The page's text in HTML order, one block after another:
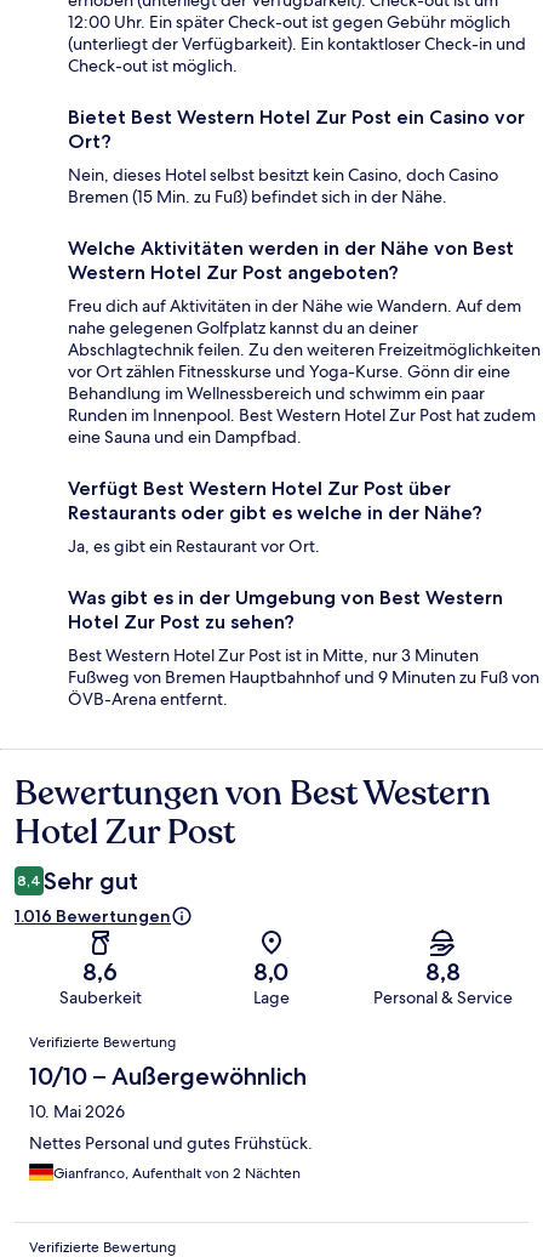
12:00 Uhr. Ein später Check-out ist gegen Gebühr möglich
(unterliegt der Verfügbarkeit). Ein kontaktloser Check-in und
Check-out ist möglich.
Bietet Best Western Hotel Zur Post ein Casino vor
Ort?
Nein, dieses Hotel selbst besitzt kein Casino, doch Casino
Bremen (15 Min. zu Fuß) befindet sich in der Nähe.
Welche Aktivitäten werden in der Nähe von Best
Western Hotel Zur Post angeboten?
Freu dich auf Aktivitäten in der Nähe wie Wandern. Auf dem
nahe gelegenen Golfplatz kannst du an deiner
Abschlagtechnik feilen. Zu den weiteren Freizeitmöglichkeiten
vor Ort zählen Fitnesskurse und Yoga-Kurse. Gönn dir eine
Behandlung im Wellnessbereich und schwimm ein paar
Runden im Innenpool. Best Western Hotel Zur Post hat zudem
eine Sauna und ein Dampfbad.
Verfügt Best Western Hotel Zur Post über
Restaurants oder gibt es welche in der Nähe?
Ja, es gibt ein Restaurant vor Ort.
Was gibt es in der Umgebung von Best Western
Hotel Zur Post zu sehen?
Best Western Hotel Zur Post ist in Mitte, nur 3 Minuten
Fußweg von Bremen Hauptbahnhof und 9 Minuten zu Fuß von
ÖVB-Arena entfernt.
Bewertungen
Bewertungen von Best Western
Hotel Zur Post
8,4 Sehr gut
1.016 Bewertungen
8,6
Sauberkeit
8,0
Lage
8,8
Personal & Service
Bewertungen
Verifizierte Bewertung
10/10 – Außergewöhnlich
10. Mai 2026
Nettes Personal und gutes Frühstück.
Gianfranco, Aufenthalt von 2 Nächten
Verifizierte Bewertung